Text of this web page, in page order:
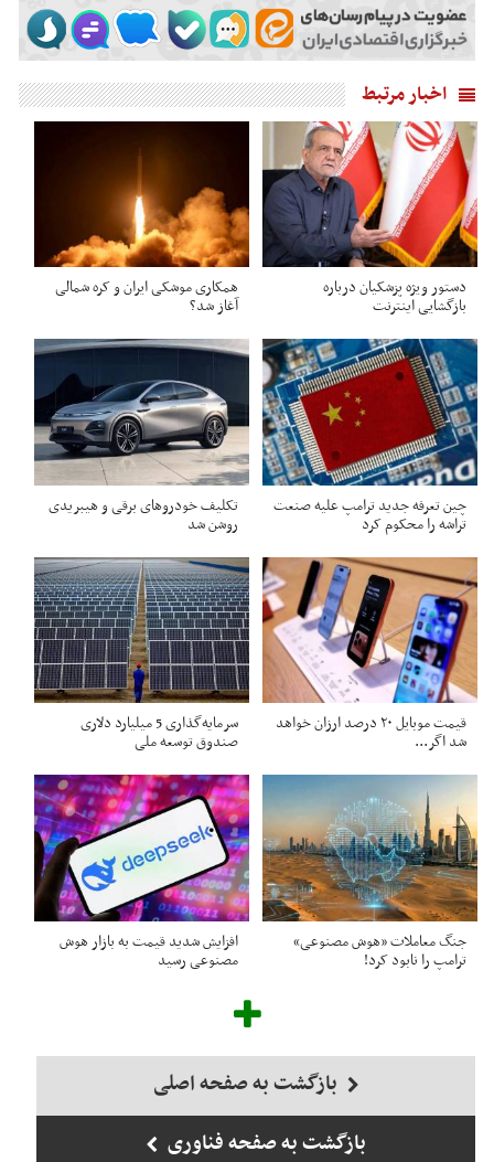
اخبار مرتبط
دستور ویژه پزشکیان درباره
بازگشایی اینترنت
همکاری موشکی ایران و کره شمالی
آغاز شد؟
چین تعرفه جدید ترامپ علیه صنعت
تراشه را محکوم کرد
تکلیف خودروهای برقی و هیبریدی
روشن شد
قیمت موبایل ۲۰ درصد ارزان خواهد
شد اگر...
سرمایه‌گذاری 5 میلیارد دلاری
صندوق توسعه ملی
جنگ معاملات «هوش مصنوعی»
ترامپ را نابود کرد!
افزایش شدید قیمت به بازار هوش
مصنوعی رسید
بازگشت به صفحه اصلی
بازگشت به صفحه فناوری